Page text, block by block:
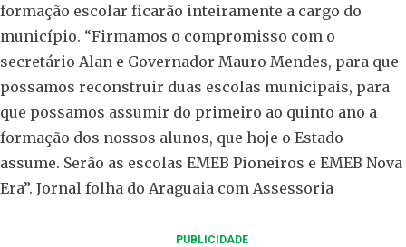
formação escolar ficarão inteiramente a cargo do
município. “Firmamos o compromisso com o
secretário Alan e Governador Mauro Mendes, para que
possamos reconstruir duas escolas municipais, para
que possamos assumir do primeiro ao quinto ano a
formação dos nossos alunos, que hoje o Estado
assume. Serão as escolas EMEB Pioneiros e EMEB Nova
Era”. Jornal folha do Araguaia com Assessoria
PUBLICIDADE